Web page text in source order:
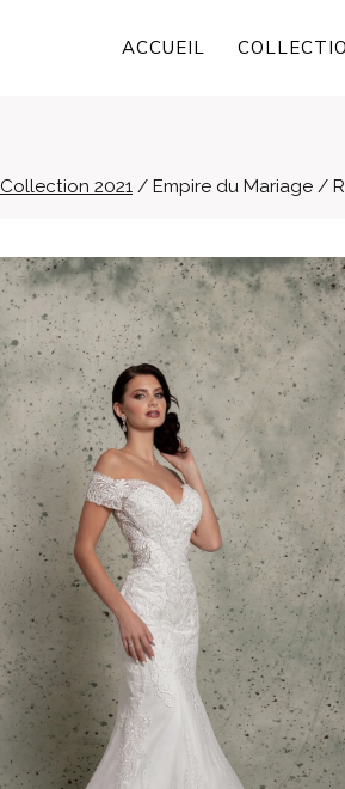
ACCUEIL
2021 / Empire du Mariage /